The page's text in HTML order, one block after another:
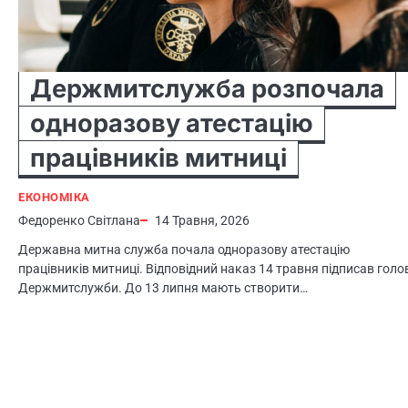
Держмитслужба розпочала
одноразову атестацію
працівників митниці
ЕКОНОМІКА
Федоренко Світлана
14 Травня, 2026
Державна митна служба почала одноразову атестaцію
працівників митниці. Відповідний наказ 14 травня підписав
Держмитслужби. До 13 липня мають створити…